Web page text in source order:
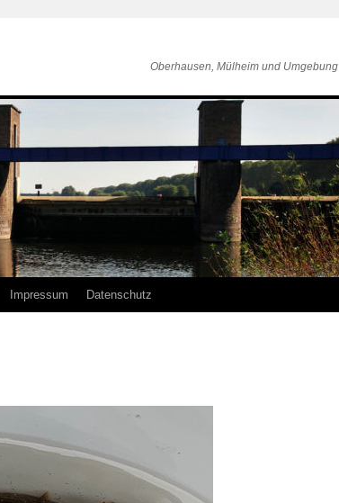
Oberhausen, Mülheim und Umgebung
Impressum Datenschutz